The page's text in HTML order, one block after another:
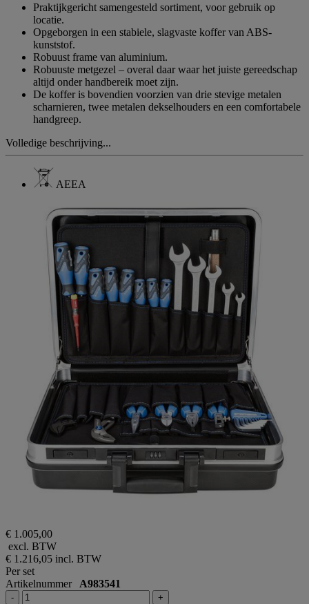
Praktijkgericht samengesteld sortiment, voor gebruik op
locatie.
Opgeborgen in een stabiele, slagvaste koffer van ABS-
kunststof.
Robuust frame van aluminium.
Robuuste metgezel – overal daar waar het juiste gereedschap
altijd onder handbereik moet zijn.
De koffer is bovendien voorzien van drie stevige metalen
scharnieren, twee metalen dekselhouders en een comfortabele
handgreep.
Volledige beschrijving...
AEEA
€ 1.005,00
excl. BTW
€ 1.216,05 incl. BTW
Per set
Artikelnummer A983541
- +